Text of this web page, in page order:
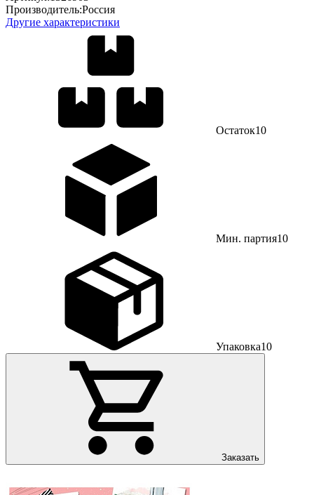
Производитель:Россия
Другие характеристики
Остаток10
Мин. партия10
Упаковка10
Заказать